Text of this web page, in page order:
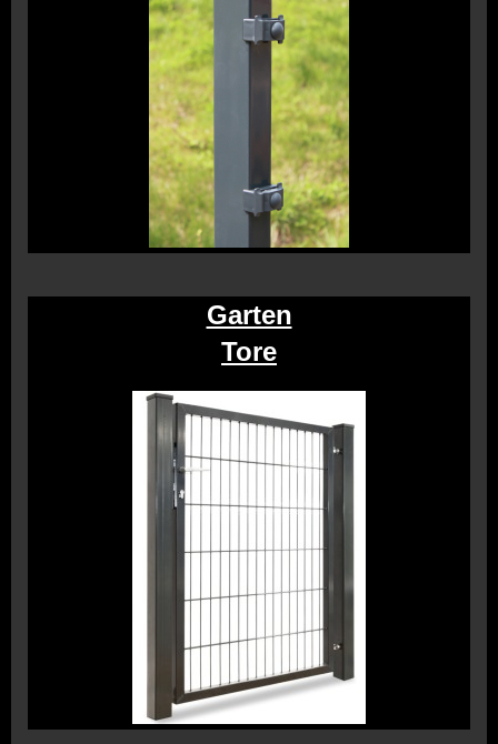
Garten
Tore